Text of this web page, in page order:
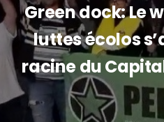
Green dock: Le
luttes écolos
racine du